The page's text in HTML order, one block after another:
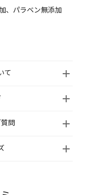
、パラベン無添加
て
ン酸TEA、ラウラミド
ドメチルMEA、ココ
液、BG、トドマツ枝/
をぬらし、適量をつ
流してください。
問
？